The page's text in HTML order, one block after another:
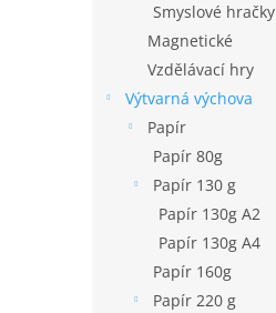
Smyslové hračky
Magnetické
Vzdělávací hry
Výtvarná výchova
Papír
Papír 80g
Papír 130 g
Papír 130g A2
Papír 130g A4
Papír 160g
Papír 220 g